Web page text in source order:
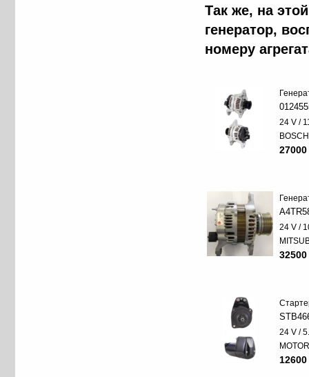
Так же, на
генератор,
номеру
24 V /
BOSCH
24 V /
24 V /